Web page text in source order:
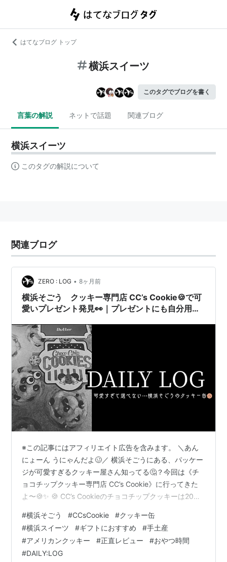
はてなブログ トップ
横浜スイーツ
このタグでブログを書く
言葉の解説 ネットで話題 関連ブログ
横浜スイーツ
このタグの解説について
関連ブログ
ZERO : LOG • 8ヶ月前
横浜そごう クッキー専門店 CC’s Cookie🍪で可
愛いプレゼント発見👀｜プレゼントにも自分用の
※この記事にはアフィリエイト広告を含みます。 ＼あん
にょーん うにゃんだよ🥴／ 横浜そごうにある、パッケー
ジが可愛すぎるクッキー屋さん知ってる🤔？今回は《チ
ョコチップクッキー専門店 CC’s Cookie》に行ってきた
よ〜🍪✨ 🍪 CC’s Cookieのチョコチップクッキーは20種
も！ 🍪 缶にする？紙袋にする？ 🍪 うにゃんは定番チョ
コチップクッキーをチョイス！ 🍪 気になるお味は……？
💬 まとめ 🍪 CC’s Cookieのチョコチップクッキーは20種
類以上！ 「チョコチップクッキー」って聞いて思い浮か
#横浜そごう #CCsCookie #クッキー缶
#横浜スイーツ #ギフトにおすすめ #手土産
#アメリカンクッキー #正直レビュー #おやつ時間
#DAILY:LOG